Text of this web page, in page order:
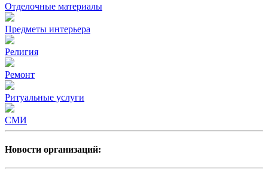
Отделочные материалы
Предметы интерьера
Религия
Ремонт
Ритуальные услуги
СМИ
Новости организаций: